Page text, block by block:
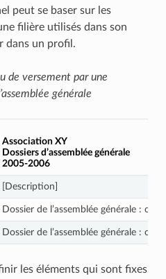
peut se baser sur les
filière utilisés dans son
dans un profil.
de versement par une
générale
Association XY
Dossiers d’assemblée générale
2005-2006
[Description]
Dossier de l’assemblée générale :
Dossier de l’assemblée générale :
les éléments qui sont fixes